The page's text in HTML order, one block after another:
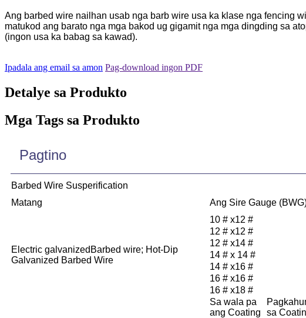
Ang barbed wire nailhan usab nga barb wire usa ka klase nga fencing
matukod ang barato nga mga bakod ug gigamit nga mga dingding sa
(ingon usa ka babag sa kawad).
Ipadala ang email sa amon Pag-download ingon PDF
Detalye sa Produkto
Mga Tags sa Produkto
Pagtino
Barbed Wire Susperification
Matang
Ang Sire Gauge
Electric galvanized Barbed wire; Hot-Dip
Galvanized Barbed Wire
10 # x12 #
12 # x12 #
12 # x14 #
14 # x 14 #
14 # x16 #
16 # x16 #
16 # x18 #
Sa wala pa
ang Coating
sa